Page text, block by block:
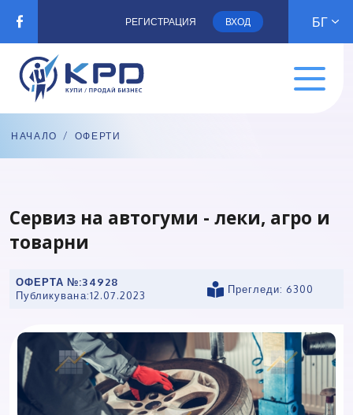
РЕГИСТРАЦИЯ ВХОД БГ
НАЧАЛО / ОФЕРТИ
Сервиз на aвтoгyми - леки, агро и
товарни
ОФЕРТА №:34928
Публикувана:12.07.2023
Прегледи: 6300